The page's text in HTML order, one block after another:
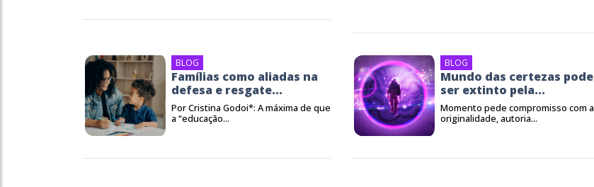
BLOG
Famílias como aliadas na
defesa e resgate...
Por Cristina Godoi*: A máxima de que
a “educação...
BLOG
Mundo das certezas pode
ser extinto pela...
Momento pede compromisso com a
originalidade, autoria...